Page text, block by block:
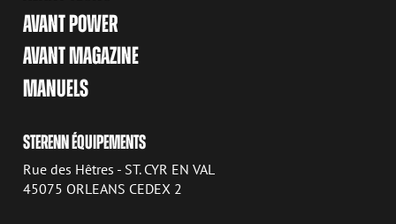
AVANT POWER
AVANT MAGAZINE
MANUELS
STERENN ÉQUIPEMENTS
Rue des Hêtres - ST. CYR EN VAL
45075 ORLEANS CEDEX 2